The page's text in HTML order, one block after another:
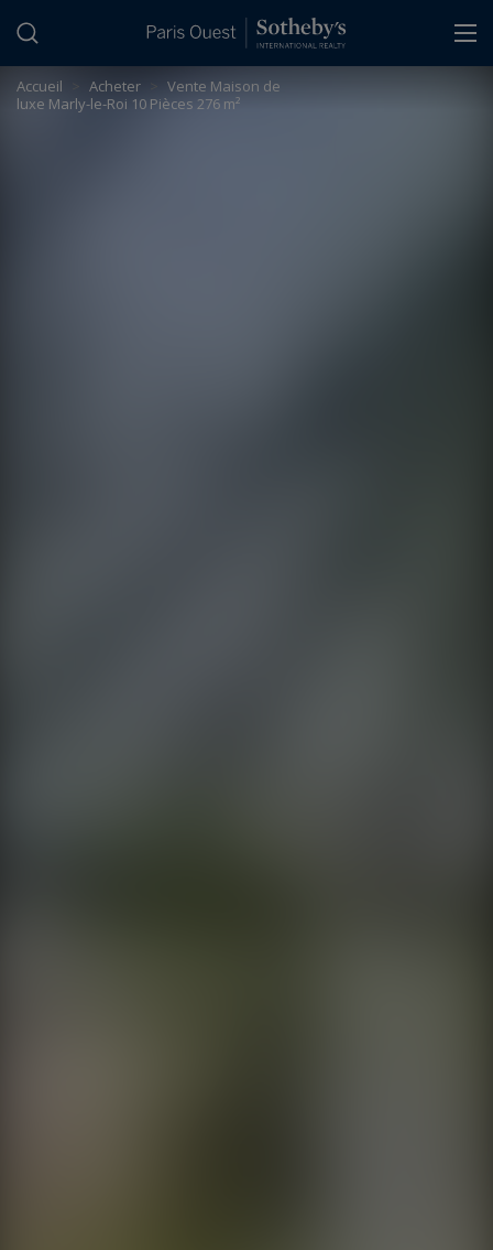
Accueil > Acheter > Vente Maison de
luxe Marly-le-Roi 10 Pièces 276 m²